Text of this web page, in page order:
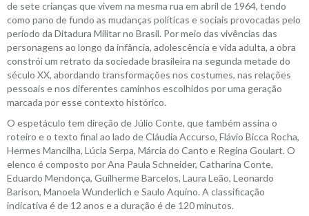
de sete crianças que vivem na mesma rua em abril de 1964, tendo
como pano de fundo as mudanças políticas e sociais provocadas pelo
período da Ditadura Militar no Brasil. Por meio das vivências das
personagens ao longo da infância, adolescência e vida adulta, a obra
constrói um retrato da sociedade brasileira na segunda metade do
século XX, abordando transformações nos costumes, nas relações
pessoais e nos diferentes caminhos escolhidos por uma geração
marcada por esse contexto histórico.
O espetáculo tem direção de Júlio Conte, que também assina o
roteiro e o texto final ao lado de Cláudia Accurso, Flávio Bicca Rocha,
Hermes Mancilha, Lúcia Serpa, Márcia do Canto e Regina Goulart. O
elenco é composto por Ana Paula Schneider, Catharina Conte,
Eduardo Mendonça, Guilherme Barcelos, Laura Leão, Leonardo
Barison, Manoela Wunderlich e Saulo Aquino. A classificação
indicativa é de 12 anos e a duração é de 120 minutos.